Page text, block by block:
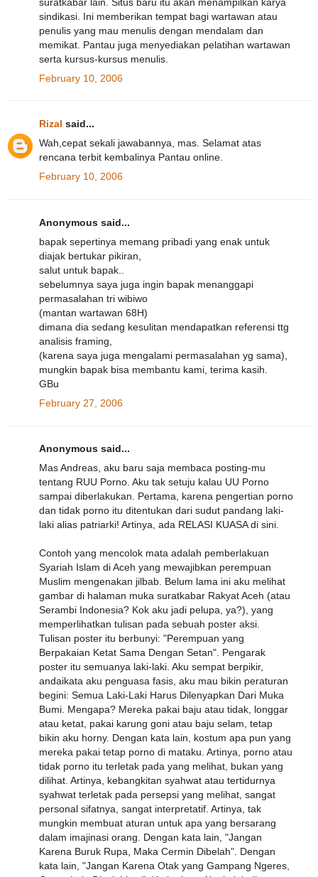
sindikasi. Ini memberikan tempat bagi wartawan atau
penulis yang mau menulis dengan mendalam dan
memikat. Pantau juga menyediakan pelatihan wartawan
serta kursus-kursus menulis.
February 10, 2006
Rizal said...
Wah,cepat sekali jawabannya, mas. Selamat atas
rencana terbit kembalinya Pantau online.
February 10, 2006
Anonymous said...
bapak sepertinya memang pribadi yang enak untuk
diajak bertukar pikiran,
salut untuk bapak..
sebelumnya saya juga ingin bapak menanggapi
permasalahan tri wibiwo
(mantan wartawan 68H)
dimana dia sedang kesulitan mendapatkan referensi ttg
analisis framing,
(karena saya juga mengalami permasalahan yg sama),
mungkin bapak bisa membantu kami, terima kasih.
GBu
February 27, 2006
Anonymous said...
Mas Andreas, aku baru saja membaca posting-mu
tentang RUU Porno. Aku tak setuju kalau UU Porno
sampai diberlakukan. Pertama, karena pengertian porno
dan tidak porno itu ditentukan dari sudut pandang laki-
laki alias patriarki! Artinya, ada RELASI KUASA di sini.
Contoh yang mencolok mata adalah pemberlakuan
Syariah Islam di Aceh yang mewajibkan perempuan
Muslim mengenakan jilbab. Belum lama ini aku melihat
gambar di halaman muka suratkabar Rakyat Aceh (atau
Serambi Indonesia? Kok aku jadi pelupa, ya?), yang
memperlihatkan tulisan pada sebuah poster aksi.
Tulisan poster itu berbunyi: "Perempuan yang
Berpakaian Ketat Sama Dengan Setan". Pengarak
poster itu semuanya laki-laki. Aku sempat berpikir,
andaikata aku penguasa fasis, aku mau bikin peraturan
begini: Semua Laki-Laki Harus Dilenyapkan Dari Muka
Bumi. Mengapa? Mereka pakai baju atau tidak, longgar
atau ketat, pakai karung goni atau baju selam, tetap
bikin aku horny. Dengan kata lain, kostum apa pun yang
mereka pakai tetap porno di mataku. Artinya, porno atau
tidak porno itu terletak pada yang melihat, bukan yang
dilihat. Artinya, kebangkitan syahwat atau tertidurnya
syahwat terletak pada persepsi yang melihat, sangat
personal sifatnya, sangat interpretatif. Artinya, tak
mungkin membuat aturan untuk apa yang bersarang
dalam imajinasi orang. Dengan kata lain, "Jangan
Karena Buruk Rupa, Maka Cermin Dibelah". Dengan
kata lain, "Jangan Karena Otak yang Gampang Ngeres,